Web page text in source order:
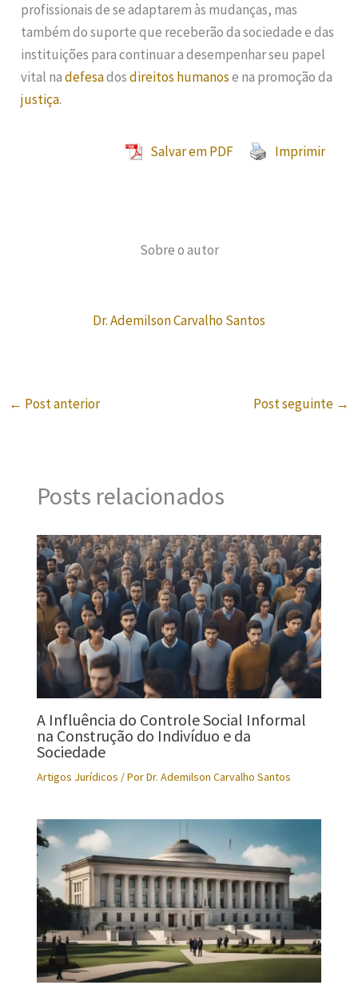
profissionais de se adaptarem às mudanças, mas
também do suporte que receberão da sociedade e das
instituições para continuar a desempenhar seu papel
vital nadefesadosdireitos humanose na promoção da
justiça.
Salvar em PDF Imprimir
Sobre o autor
Dr. Ademilson Carvalho Santos
← Post anterior Post seguinte →
Posts relacionados
A Influência do Controle Social Informal
na Construção do Indivíduo e da
Sociedade
Artigos Jurídicos / PorDr. Ademilson Carvalho Santos